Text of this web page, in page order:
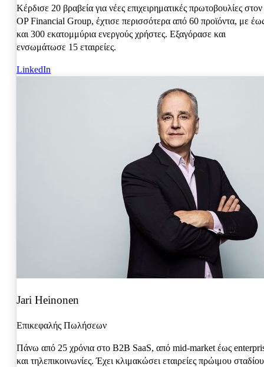
Κέρδισε 20 βραβεία για νέες επιχειρηματικές πρωτοβουλίες στον
OP Financial Group, έχτισε περισσότερα από 60 προϊόντα, με
και 300 εκατομμύρια ενεργούς χρήστες. Εξαγόρασε και
ενσωμάτωσε 15 εταιρείες.
LinkedIn
Jari Heinonen
Επικεφαλής Πωλήσεων
Πάνω από 25 χρόνια στο B2B SaaS, από mid-market έως
και τηλεπικοινωνίες. Έχει κλιμακώσει εταιρείες πρώιμου σταδίου